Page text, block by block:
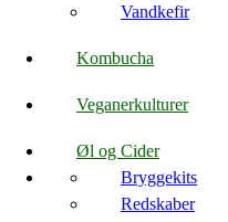
Vandkefir
Kombucha
Veganerkulturer
Øl og Cider
Bryggekits
Redskaber